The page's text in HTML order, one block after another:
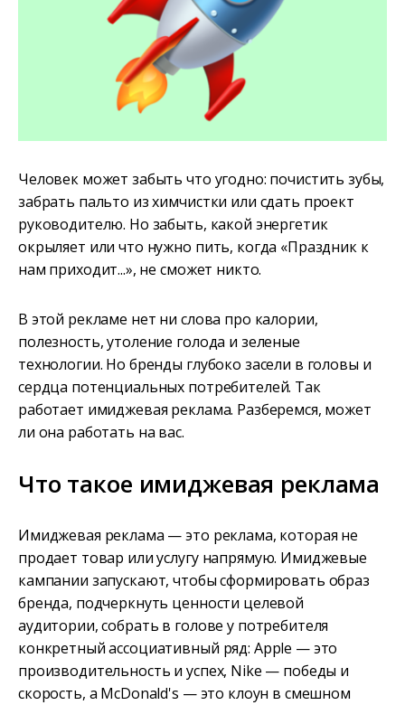
Человек может забыть что угодно: почистить зубы,
забрать пальто из химчистки или сдать проект
руководителю. Но забыть, какой энергетик
окрыляет или что нужно пить, когда «Праздник к
нам приходит...», не сможет никто.
В этой рекламе нет ни слова про калории,
полезность, утоление голода и зеленые
технологии. Но бренды глубоко засели в головы и
сердца потенциальных потребителей. Так
работает имиджевая реклама. Разберемся, может
ли она работать на вас.
Что такое имиджевая реклама
Имиджевая реклама — это реклама, которая не
продает товар или услугу напрямую. Имиджевые
кампании запускают, чтобы сформировать образ
бренда, подчеркнуть ценности целевой
аудитории, собрать в голове у потребителя
конкретный ассоциативный ряд: Apple — это
производительность и успех, Nike — победы и
скорость, а McDonald's — это клоун в смешном